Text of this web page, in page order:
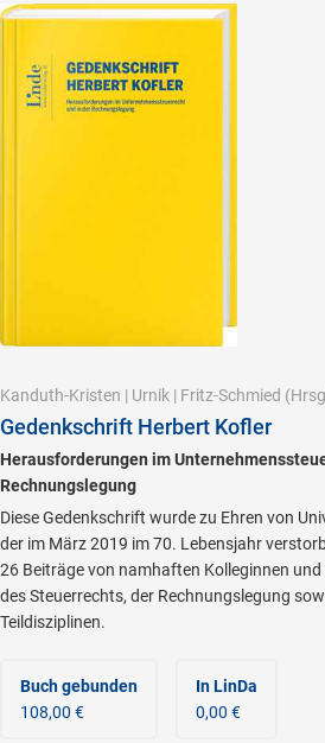
Kanduth-Kristen | Urnik | Fritz-Schmied
Gedenkschrift Herbert Kofler
Herausforderungen im
Rechnungslegung
Diese Gedenkschrift wurde zu Ehren von
der im März 2019 im 70. Lebensjahr
26 Beiträge von namhaften Kolleginnen und
des Steuerrechts, der Rechnungslegung
Teildisziplinen.
Buch gebunden
108,00 €
In LinDa
0,00 €